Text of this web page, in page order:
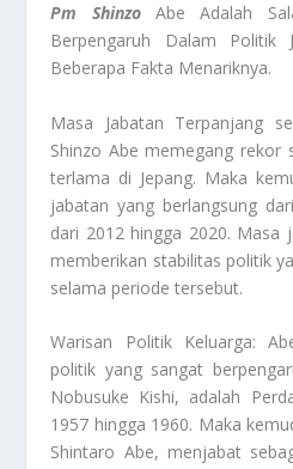
Pm ShinzoAbe Adalah
Berpengaruh Dalam Politik
Beberapa Fakta Menariknya.
Masa Jabatan Terpanjang
Shinzo Abe memegang rekor
terlama di Jepang. Maka
jabatan yang berlangsung
dari 2012 hingga 2020. Masa
memberikan stabilitas politik
selama periode tersebut.
Warisan Politik Keluarga:
politik yang sangat
Nobusuke Kishi, adalah
1957 hingga 1960. Maka
Shintaro Abe, menjabat